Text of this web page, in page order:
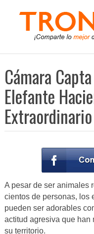
Cámara
Elefante
Extraordinario
A pesar de ser animales
cientos de personas, los
pueden ser adorables
actitud agresiva que han
su territorio.